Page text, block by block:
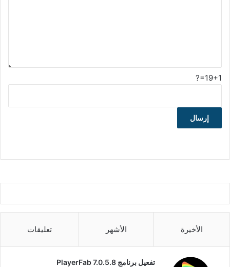
19+1=?
الأخيرة الأشهر تعليقات
تفعيل برنامج PlayerFab 7.0.5.8